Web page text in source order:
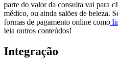
parte do valor da consulta vai para
médico, ou ainda salões de beleza.
formas de pagamento online como
leia outros conteúdos!
Integração